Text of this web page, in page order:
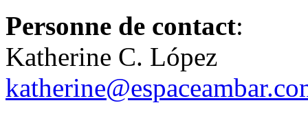
Personne de contact:
Katherine C. López